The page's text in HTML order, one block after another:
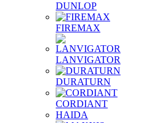
DUNLOP
FIREMAX
LANVIGATOR
DURATURN
CORDIANT
HAIDA